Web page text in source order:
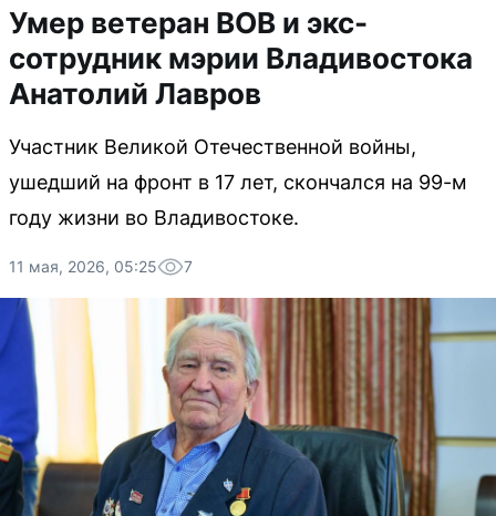
Умер ветеран ВОВ и экс-
сотрудник мэрии Владивостока
Анатолий Лавров
Участник Великой Отечественной войны,
ушедший на фронт в 17 лет, скончался на 99-м
году жизни во Владивостоке.
11 мая, 2026, 05:25 7